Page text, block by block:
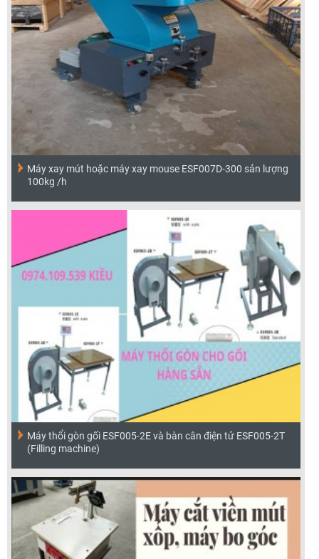
Máy xay mút hoặc máy xay mouse ESF007D-300 sản lượng
100kg /h
Máy thổi gòn gối ESF005-2E và bàn cân điện tử ESF005-2T
(Filling machine)